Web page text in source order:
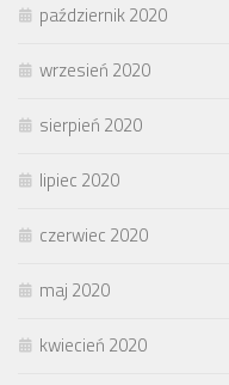
październik 2020
wrzesień 2020
sierpień 2020
lipiec 2020
czerwiec 2020
maj 2020
kwiecień 2020